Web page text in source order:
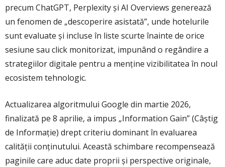
precum ChatGPT, Perplexity și AI Overviews generează
un fenomen de „descoperire asistată”, unde hotelurile
sunt evaluate și incluse în liste scurte înainte de orice
sesiune sau click monitorizat, impunând o regândire a
strategiilor digitale pentru a menține vizibilitatea în noul
ecosistem tehnologic.
Actualizarea algoritmului Google din martie 2026,
finalizată pe 8 aprilie, a impus „Information Gain” (Câștig
de Informație) drept criteriu dominant în evaluarea
calității conținutului. Această schimbare recompensează
paginile care aduc date proprii și perspective originale,